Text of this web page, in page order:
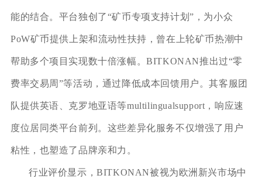
能的结合。平台独创了“矿币专项支持计划”，为小众
PoW矿币提供上架和流动性扶持，曾在上轮矿币热潮中
帮助多个项目实现数十倍涨幅。BITKONAN推出过“零
费率交易周”等活动，通过降低成本回馈用户。其客服团
队提供英语、克罗地亚语等multilingualsupport，响应速
度位居同类平台前列。这些差异化服务不仅增强了用户
粘性，也塑造了品牌亲和力。
行业评价显示，BITKONAN被视为欧洲新兴市场中